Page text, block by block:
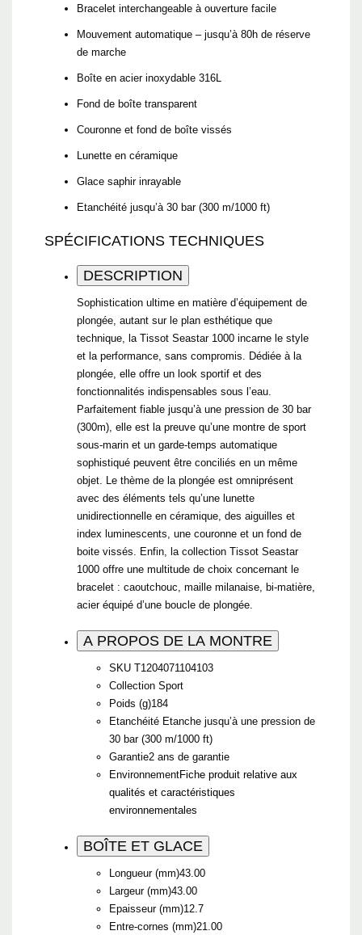
Bracelet interchangeable à ouverture facile
Mouvement automatique – jusqu’à 80h de réserve
de marche
Boîte en acier inoxydable 316L
Fond de boîte transparent
Couronne et fond de boîte vissés
Lunette en céramique
Glace saphir inrayable
Etanchéité jusqu’à 30 bar (300 m/1000 ft)
SPÉCIFICATIONS TECHNIQUES
DESCRIPTION
Sophistication ultime en matière d’équipement de
plongée, autant sur le plan esthétique que
technique, la Tissot Seastar 1000 incarne le style
et la performance, sans compromis. Dédiée à la
plongée, elle offre un look sportif et des
fonctionnalités indispensables sous l’eau.
Parfaitement fiable jusqu’à une pression de 30 bar
(300m), elle est la preuve qu’une montre de sport
sous-marin et un garde-temps automatique
sophistiqué peuvent être conciliés en un même
objet. Le thème de la plongée est omniprésent
avec des éléments tels qu’une lunette
unidirectionnelle en céramique, des aiguilles et
index luminescents, une couronne et un fond de
boite vissés. Enfin, la collection Tissot Seastar
1000 offre une multitude de choix concernant le
bracelet : caoutchouc, maille milanaise, bi-matière,
acier équipé d’une boucle de plongée.
A PROPOS DE LA MONTRE
SKU T1204071104103
Collection Sport
Poids (g)184
Etanchéité Etanche jusqu’à une pression de
30 bar (300 m/1000 ft)
Garantie2 ans de garantie
EnvironnementFiche produit relative aux
qualités et caractéristiques
environnementales
BOÎTE ET GLACE
Longueur (mm)43.00
Largeur (mm)43.00
Epaisseur (mm)12.7
Entre-cornes (mm)21.00